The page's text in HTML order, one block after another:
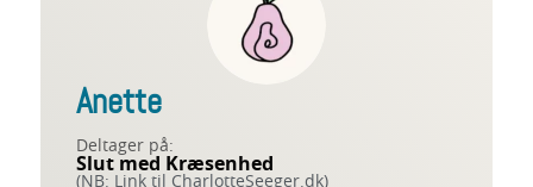
Anette
Deltager på:
Slut med Kræsenhed
(NB: Link til CharlotteSeeger.dk)